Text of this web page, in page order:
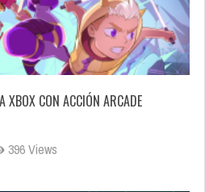
XBOX CON ACCIÓN ARCADE
396 Views